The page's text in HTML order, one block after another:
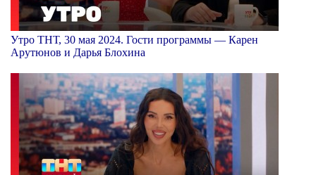
Утро ТНТ, 30 мая 2024. Гости программы — Карен
Арутюнов и Дарья Блохина